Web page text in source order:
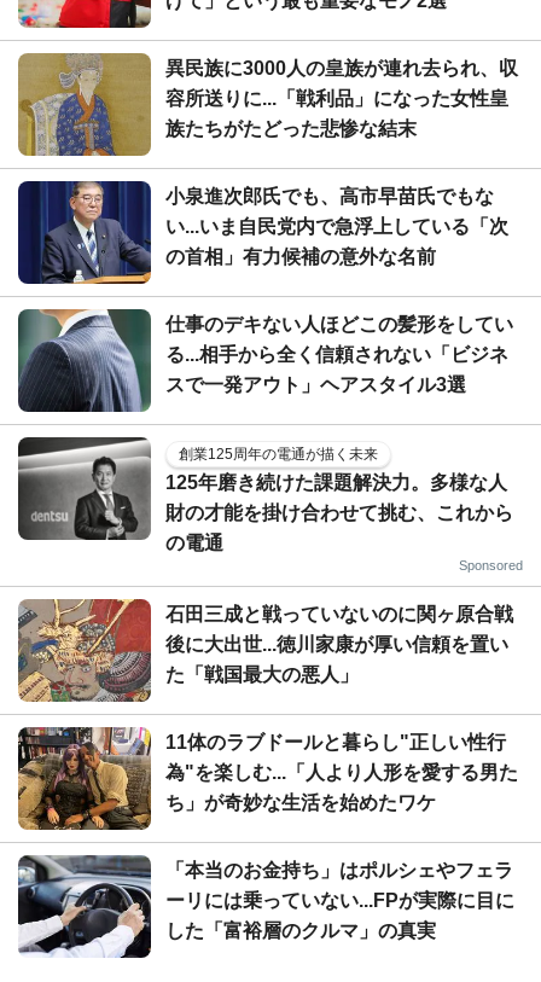
異民族に3000人の皇族が連れ去られ、収
容所送りに...「戦利品」になった女性皇
族たちがたどった悲惨な結末
小泉進次郎氏でも、高市早苗氏でもな
い...いま自民党内で急浮上している「次
の首相」有力候補の意外な名前
仕事のデキない人ほどこの髪形をしてい
る...相手から全く信頼されない「ビジネ
スで一発アウト」ヘアスタイル3選
創業125周年の電通が描く未来
125年磨き続けた課題解決力。多様な人
財の才能を掛け合わせて挑む、これから
の電通
Sponsored
石田三成と戦っていないのに関ヶ原合戦
後に大出世...徳川家康が厚い信頼を置い
た「戦国最大の悪人」
11体のラブドールと暮らし"正しい性行
為"を楽しむ...「人より人形を愛する男た
ち」が奇妙な生活を始めたワケ
「本当のお金持ち」はポルシェやフェラ
ーリには乗っていない...FPが実際に目に
した「富裕層のクルマ」の真実